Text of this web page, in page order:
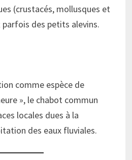
(crustacés, mollusques et
parfois des petits alevins.
comme espèce de
», le chabot commun
locales dues à la
des eaux fluviales.